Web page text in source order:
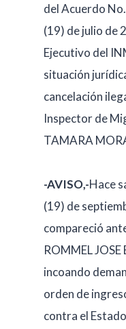
del Acuerdo
(19) de julio de
Ejecutivo del
situación
cancelación
Inspector de
TAMARA
-AVISO,-Hace
(19) de
compareció
ROMMEL
incoando
orden de
contra el